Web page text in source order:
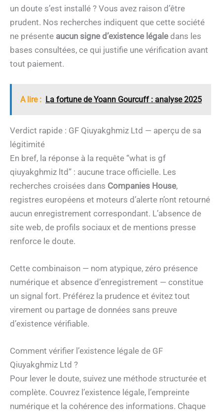
un doute s’est installé ? Vous avez raison d’être
prudent. Nos recherches indiquent que cette société
ne présente aucun signe d’existence légale dans les
bases consultées, ce qui justifie une vérification avant
tout paiement.
A lire : La fortune de Yoann Gourcuff : analyse 2025
Verdict rapide : GF Qiuyakghmiz Ltd — aperçu de sa
légitimité
En bref, la réponse à la requête “what is gf
qiuyakghmiz ltd” : aucune trace officielle. Les
recherches croisées dans Companies House,
registres européens et moteurs d’alerte n’ont retourné
aucun enregistrement correspondant. L’absence de
site web, de profils sociaux et de mentions presse
renforce le doute.
Cette combinaison — nom atypique, zéro présence
numérique et absence d’enregistrement — constitue
un signal fort. Préférez la prudence et évitez tout
virement ou partage de données sans preuve
d’existence vérifiable.
Comment vérifier l’existence légale de GF
Qiuyakghmiz Ltd ?
Pour lever le doute, suivez une méthode structurée et
complète. Couvrez l’existence légale, l’empreinte
numérique et la cohérence des informations. Chaque